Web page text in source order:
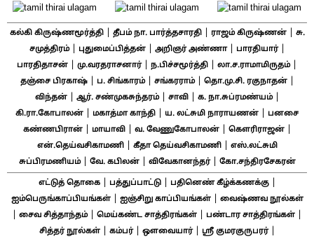
கல்கி கிருஷ்ணமூர்த்தி| தீபம் நா. பார்த்தசாரதி| ராஜம் கிருஷ்ணன்|
சு.
சமுத்திரம்| புதுமைப்பித்தன்| அறிஞர் அண்ணா| பாரதியார்|
பாரதிதாசன் மு.வரதராசனார்| ந.பிச்சமூர்த்தி லா.ச.ராமாமிருதம்|
தஞ்சை பிரகாஷ்| ப. சிங்காரம்| சங்கரராம்| தொ.மு.சி. ரகுநாதன்|
விந்தன்| ஆர். சண்முகசுந்தரம்| சாவி| க. நா.சுப்ரமண்யம்|
கி.ரா.கோபாலன் மகாத்மா காந்தி ய. லட்சுமி நாராயணன்
பனசை
கண்ணபிரான்| மாயாவி| வ. வேணுகோபாலன்| கௌரிராஜன்|
என்.தெய்வசிகாமணி| கீதா தெய்வசிகாமணி|
எஸ்.லட்சுமி
சுப்பிரமணியம்| வே. கபிலன்| விவேகானந்தர்| கோ.சந்திரசேகரன்
எட்டுத் தொகை| பத்துப்பாட்டு| பதினெண் கீழ்க்கணக்கு|
ஐம்பெருங்காப்பியங்கள்| ஐஞ்சிறு காப்பியங்கள்| வைஷ்ணவ நூல்கள்
சைவ சித்தாந்தம்| மெய்கண்ட சாத்திரங்கள் பண்டார சாத்திரங்கள்
சித்தர் நூல்கள்| கம்பர்| ஔவையார்| ஸ்ரீ குமரகுருபரர்|